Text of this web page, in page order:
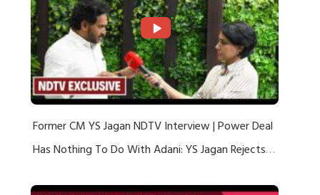
Former CM YS Jagan NDTV Interview | Power Deal
Has Nothing To Do With Adani: YS Jagan Rejects